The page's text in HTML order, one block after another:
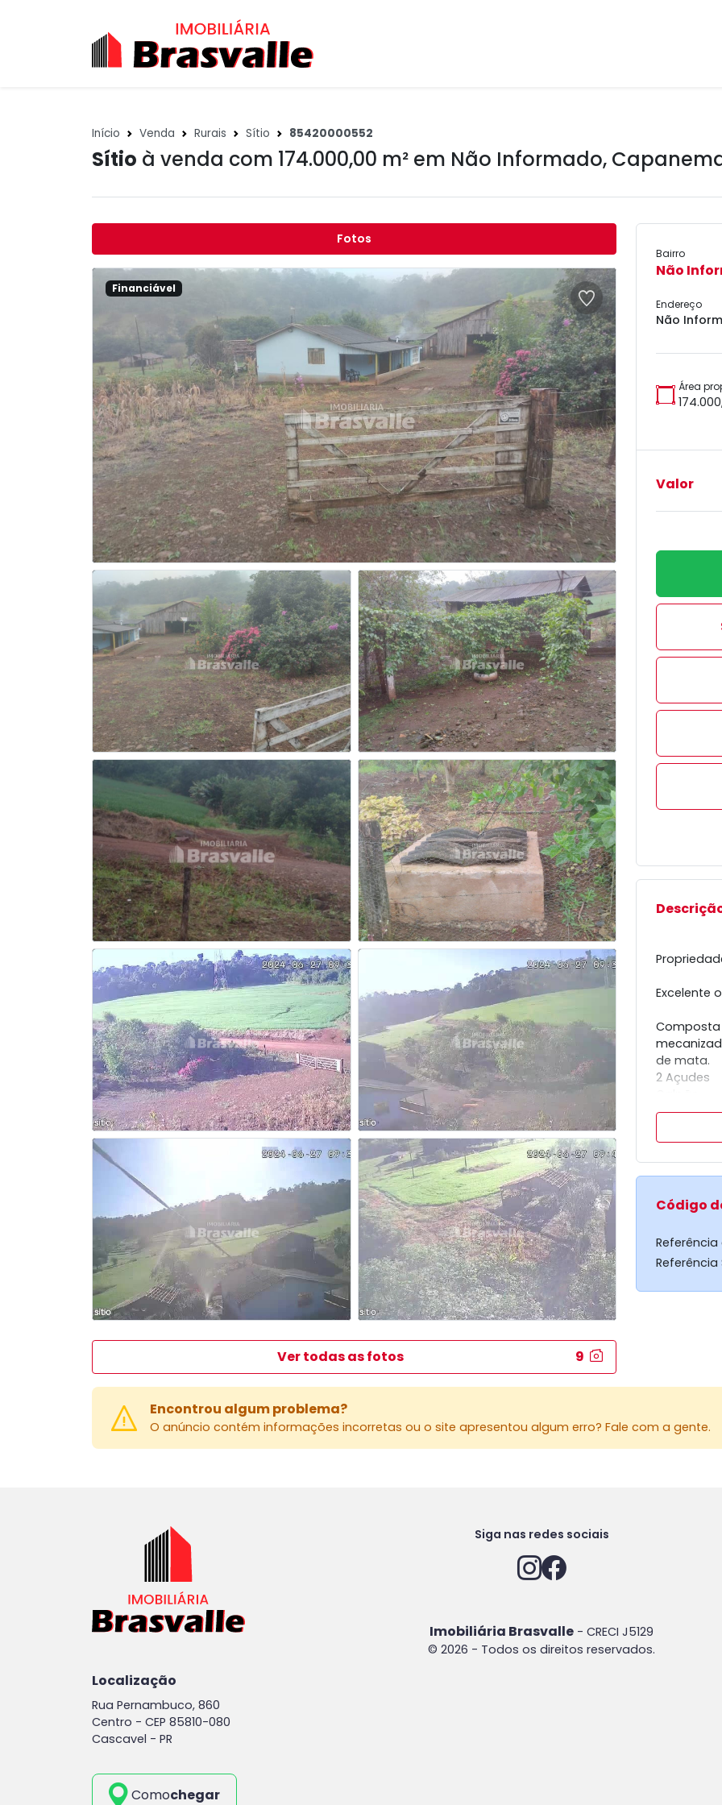
Início Venda Rurais Sítio 85420000552
Sítio à venda com 174.000,00 m² em Não Informado,
Fotos
Financiável
Ver todas as fotos 9
Bairro
Não
Endereço
Não
Área
Valor
Excelente
Composta
de mata.
2 Açudes
10 km de
Agua
Mina de
Poço
Câmeras
Aceita
Agende
oferta!
Código
Referência
Encontrou algum problema?
O anúncio contém informações incorretas ou o site apresentou algum erro? Fale com a gente.
Localização
Rua Pernambuco, 860
Centro - CEP 85810-080
Cascavel - PR
Comochegar
Siga nas redes sociais
Imobiliária Brasvalle - CRECI J5129
© 2026 - Todos os direitos reservados.